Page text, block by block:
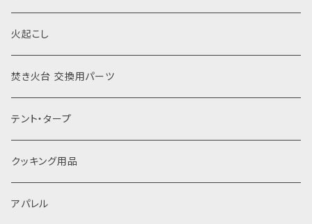
風防
薪割り
焼き網
灰受け
火起こし
焚き火台 交換用パーツ
テント・タープ
クッキング用品
アパレル